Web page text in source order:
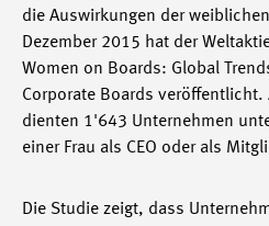
die Auswirkungen der
Dezember 2015 hat der
Women on Boards: Global
Corporate Boards veröffentlicht.
dienten 1'643 Unternehmen
einer Frau als CEO oder als
Die Studie zeigt, dass